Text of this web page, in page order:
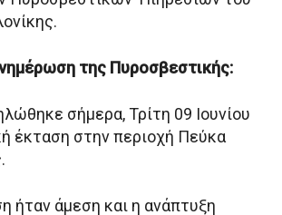
της Πυροσβεστικής:
σήμερα, Τρίτη 09 Ιουνίου
έκταση στην περιοχή Πεύκα
ήταν άμεση και η ανάπτυξη